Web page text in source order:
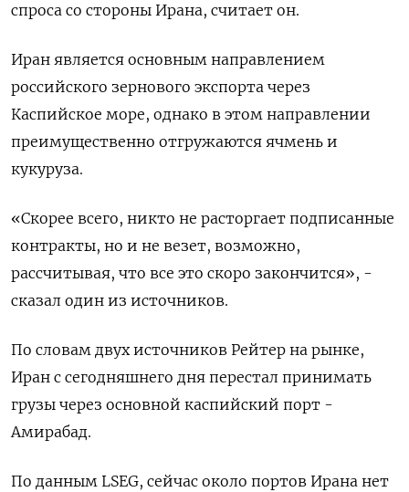
спроса со стороны Ирана, считает он.
Иран является основным направлением
российского зернового экспорта через
Каспийское море, однако в этом направлении
преимущественно отгружаются ячмень и
кукуруза.
«Скорее всего, никто не расторгает подписанные
контракты, но и не везет, возможно,
рассчитывая, что все это скоро закончится», -
сказал один из источников.
По словам двух источников Рейтер на рынке,
Иран с сегодняшнего дня перестал принимать
грузы через основной каспийский порт -
Амирабад.
По данным LSEG, сейчас около портов Ирана нет